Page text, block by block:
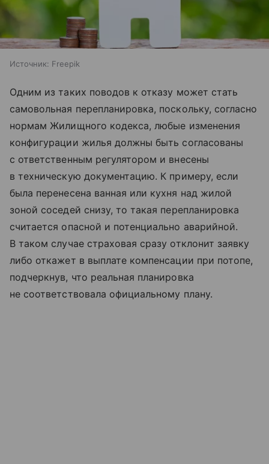
Источник: Freepik
Одним из таких поводов к отказу может стать
самовольная перепланировка, поскольку, согласно
нормам Жилищного кодекса, любые изменения
конфигурации жилья должны быть согласованы
с ответственным регулятором и внесены
в техническую документацию. К примеру, если
была перенесена ванная или кухня над жилой
зоной соседей снизу, то такая перепланировка
считается опасной и потенциально аварийной.
В таком случае страховая сразу отклонит заявку
либо откажет в выплате компенсации при потопе,
подчеркнув, что реальная планировка
не соответствовала официальному плану.